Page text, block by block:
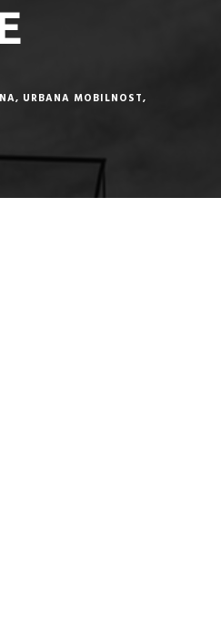
, URBANA MOBILNOST,